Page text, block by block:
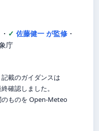
・ 佐藤健一 が監修 ・
庁
載のガイダンスは
確認しました。
ものを Open-Meteo